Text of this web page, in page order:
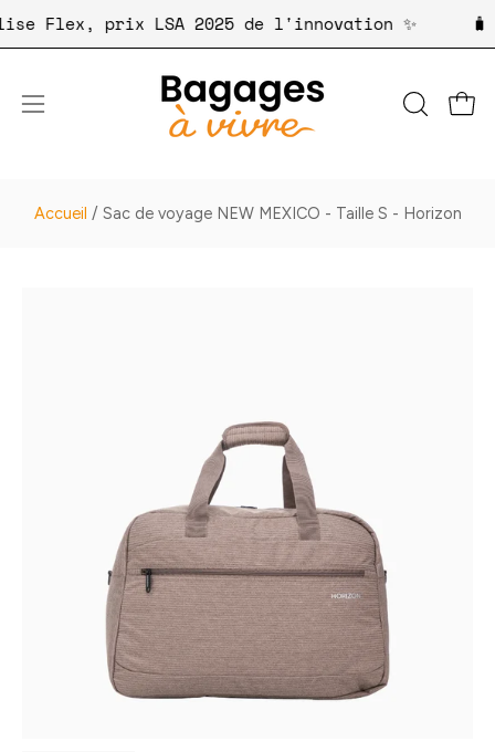
Allervalise Flex, prix LSA 2025 de l'innovation ✨
Ouvrir
de
OUVRIR
Accueil / Sac de voyage NEW MEXICO - Taille S - Horizon